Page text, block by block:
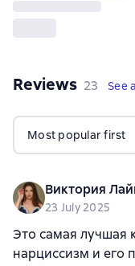
Reviews 23
23 See
Most popular first
Виктория
23 July 2025
Это самая лучшая
нарциссизм и его